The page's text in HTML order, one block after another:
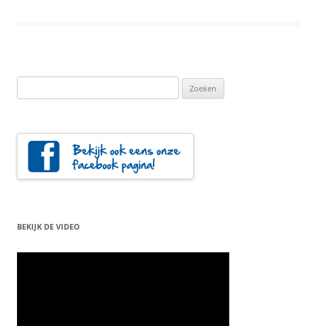
naar:
BEKIJK DE VIDEO